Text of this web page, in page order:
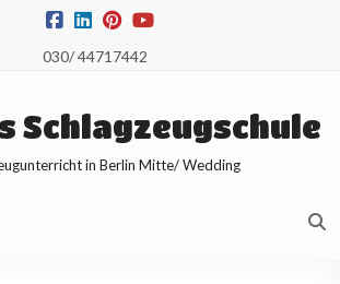
030/ 44717442
Schlagzeugschule
in Berlin Mitte/ Wedding